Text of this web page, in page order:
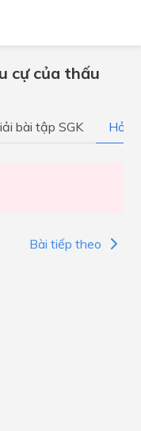
cự của thấu
bài tập SGK Hỏi
Bài tiếp theo